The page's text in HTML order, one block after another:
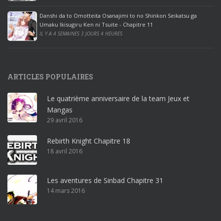
e
2
0
1
r
o
ff
i
c
e
3
r
Danshi da to Omotteita Osanajimi to no Shinkon Seikatsu ga
Umaku Ikisugiru Ken ni Tsuite - Chapitre 11
IL Y A 4 SEMAINES 3 JOURS 4 HEURES
ARTICLES POPULAIRES
Le quatrième anniversaire de la team Jeux et
Mangas
29 avril 2016
Rebirth Knight Chapitre 18
18 avril 2016
Les aventures de Sinbad Chapitre 31
14 mars 2016